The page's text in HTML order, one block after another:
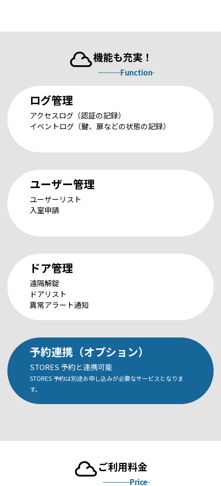
機能も充実！
Function
ログ管理
アクセスログ（認証の記録）
イベントログ（鍵、扉などの状態の記録）
ユーザー管理
ユーザーリスト
入室申請
ドア管理
遠隔解錠
ドアリスト
異常アラート通知
予約連携（オプション）
STORES 予約と連携可能
STORES 予約は別途お申し込みが必要なサービスとなりま
す。
ご利用料金
Price